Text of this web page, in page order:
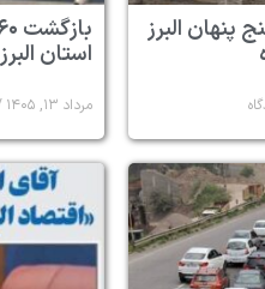
پنهان البرز
استان البرز
مرداد ۱۳, ۱۴۰۵